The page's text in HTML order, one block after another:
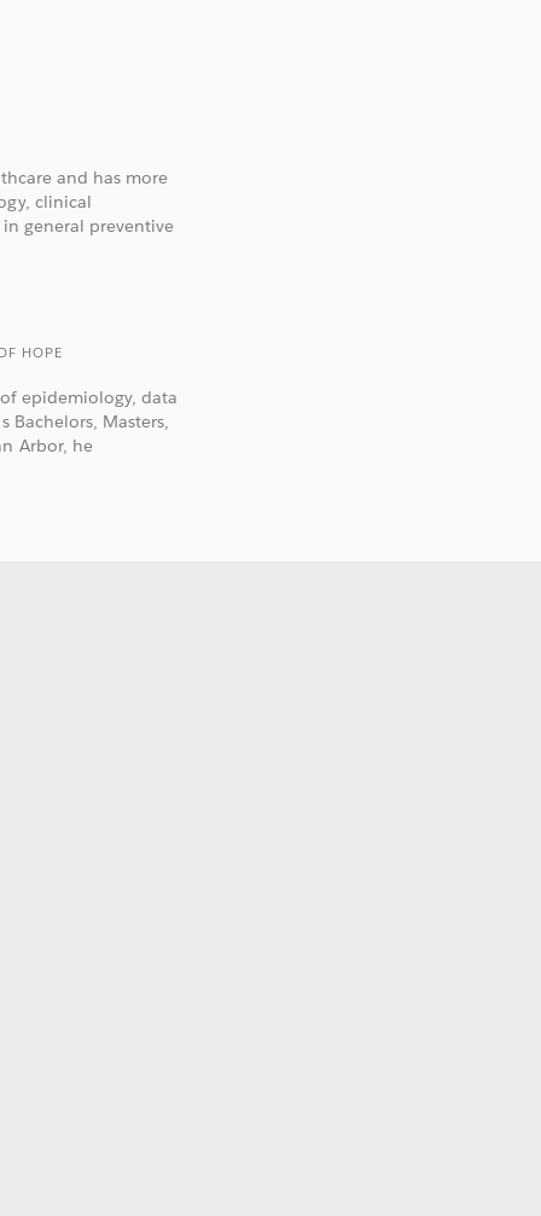
and has more
clinical
general preventive
HOPE
epidemiology, data
Masters,
Arbor, he